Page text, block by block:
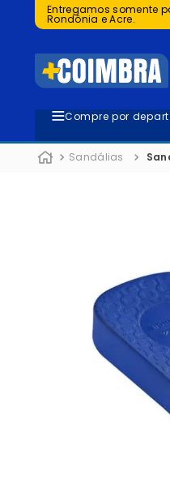
Entregamos somente
Rondônia e Acre.
Compre por
Sandálias